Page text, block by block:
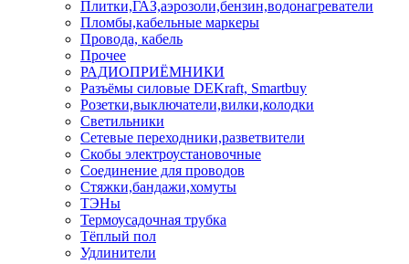
Плитки,ГАЗ,аэрозоли,бензин,водонагреватели
Пломбы,кабельные маркеры
Провода, кабель
Прочее
РАДИОПРИЁМНИКИ
Разъёмы силовые DEKraft, Smartbuy
Розетки,выключатели,вилки,колодки
Светильники
Сетевые переходники,разветвители
Скобы электроустановочные
Соединение для проводов
Стяжки,бандажи,хомуты
ТЭНы
Термоусадочная трубка
Тёплый пол
Удлинители